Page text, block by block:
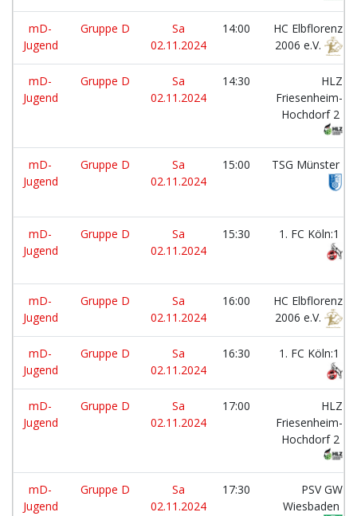
mD-
Jugend
Gruppe D
Sa
02.11.2024
14:00
HC Elbflorenz
2006 e.V.
mD-
Jugend
Gruppe D
Sa
02.11.2024
14:30
HLZ
Friesenheim-
Hochdorf 2
mD-
Jugend
Gruppe D
Sa
02.11.2024
15:00 TSG Münster
mD-
Jugend
Gruppe D
Sa
02.11.2024
15:30 1. FC Köln:1
mD-
Jugend
Gruppe D
Sa
02.11.2024
16:00
HC Elbflorenz
2006 e.V.
mD-
Jugend
Gruppe D
Sa
02.11.2024
16:30 1. FC Köln:1
mD-
Jugend
Gruppe D
Sa
02.11.2024
17:00
HLZ
Friesenheim-
Hochdorf 2
mD-
Jugend
Gruppe D
Sa
02.11.2024
17:30
PSV GW
Wiesbaden